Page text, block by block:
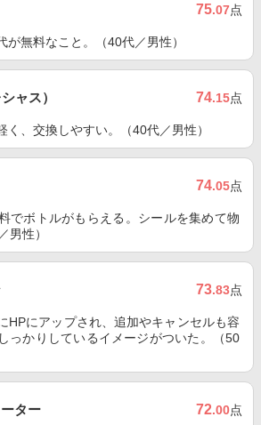
75.07点
が無料なこと。（40代／男性）
ャス） 74.15点
く、交換しやすい。（40代／男性）
74.05点
でボトルがもらえる。シールを集めて物
男性）
73.83点
HPにアップされ、追加やキャンセルも容
っかりしているイメージがついた。（50
ター 72.00点